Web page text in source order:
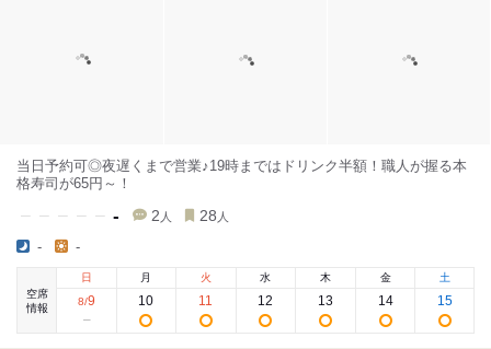
当日予約可◎夜遅くまで営業♪19時まではドリンク半額！職人が握る本
格寿司が65円～！
- 2 人 28 人
- -
空席
情報
日
8/9
月
10
火
11
水
12
木
13
金
14
土
15